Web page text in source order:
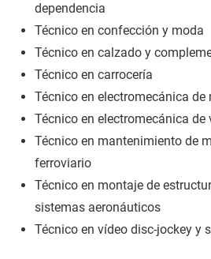
dependencia
Técnico en confección y moda
Técnico en calzado y
Técnico en carrocería
Técnico en electromecánica de
Técnico en electromecánica
Técnico en mantenimiento de
ferroviario
Técnico en montaje de
sistemas aeronáuticos
Técnico en vídeo disc-jockey y